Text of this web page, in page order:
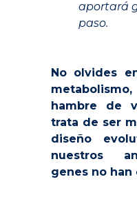
aportará
paso.
No olvides
hambre de
trata de ser
diseño
nuestros
genes no han